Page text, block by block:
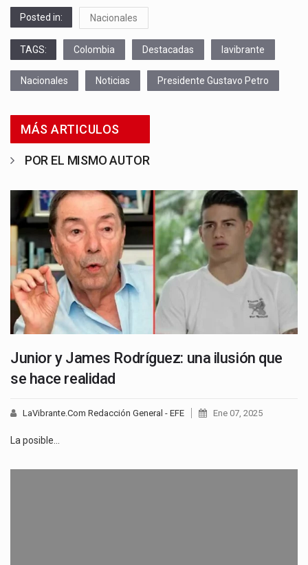
Posted in: Nacionales
TAGS: Colombia Destacadas lavibrante
Nacionales Noticias Presidente Gustavo Petro
MÁS ARTICULOS
POR EL MISMO AUTOR
Junior y James Rodríguez: una ilusión que
se hace realidad
LaVibrante.Com Redacción General - EFE Ene 07, 2025
La posible…